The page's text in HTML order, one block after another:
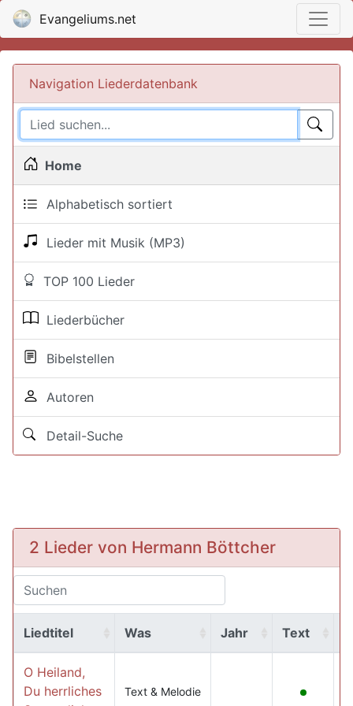
Evangeliums.net
Navigation Liederdatenbank
Home
Alphabetisch sortiert
Lieder mit Musik (MP3)
TOP 100 Lieder
Liederbücher
Bibelstellen
Autoren
Detail-Suche
2 Lieder von Hermann Böttcher
Liedtitel Was Jahr Text
O Heiland,
Du herrliches
Text & Melodie